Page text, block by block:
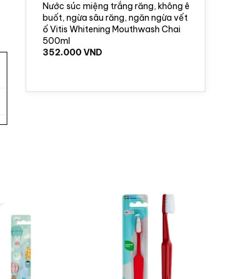
Nước súc miệng trắng răng, không ê
buốt, ngừa sâu răng, ngăn ngừa vết
ố Vitis Whitening Mouthwash Chai
500ml
352.000VND